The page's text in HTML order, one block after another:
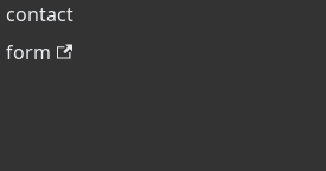
contact
form